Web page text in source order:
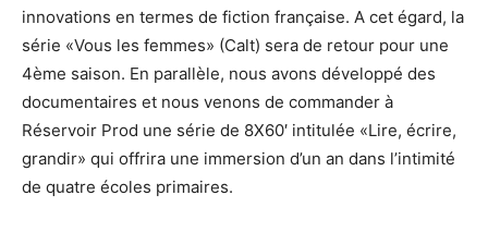
innovations en termes de fiction française. A cet égard, la
série «Vous les femmes» (Calt) sera de retour pour une
4ème saison. En parallèle, nous avons développé des
documentaires et nous venons de commander à
Réservoir Prod une série de 8X60′ intitulée «Lire, écrire,
grandir» qui offrira une immersion d’un an dans l’intimité
de quatre écoles primaires.